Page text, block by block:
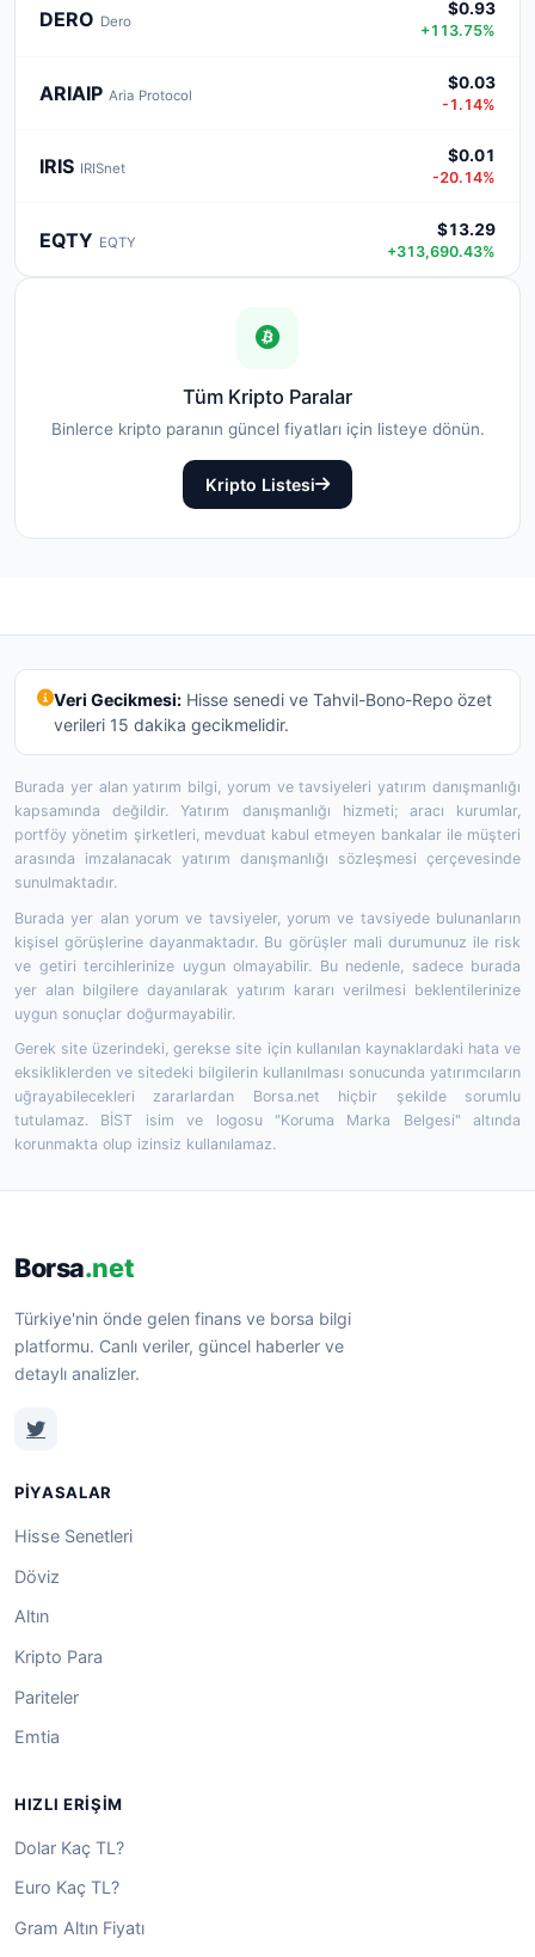
DERO Dero
$0.93
+113.75%
ARIAIP Aria Protocol
$0.03
-1.14%
IRIS IRISnet
$0.01
-20.14%
EQTY EQTY
$13.29
+313,690.43%
Tüm Kripto Paralar
Binlerce kripto paranın güncel fiyatları için listeye dönün.
Kripto Listesi
Veri Gecikmesi:Hisse senedi ve Tahvil-Bono-Repo özet
verileri 15 dakika gecikmelidir.
Burada yer alan yatırım bilgi, yorum ve tavsiyeleri yatırım danışmanlığı
kapsamında değildir. Yatırım danışmanlığı hizmeti; aracı kurumlar,
portföy yönetim şirketleri, mevduat kabul etmeyen bankalar ile müşteri
arasında imzalanacak yatırım danışmanlığı sözleşmesi çerçevesinde
sunulmaktadır.
Burada yer alan yorum ve tavsiyeler, yorum ve tavsiyede bulunanların
kişisel görüşlerine dayanmaktadır. Bu görüşler mali durumunuz ile risk
ve getiri tercihlerinize uygun olmayabilir. Bu nedenle, sadece burada
yer alan bilgilere dayanılarak yatırım kararı verilmesi beklentilerinize
uygun sonuçlar doğurmayabilir.
Gerek site üzerindeki, gerekse site için kullanılan kaynaklardaki hata ve
eksikliklerden ve sitedeki bilgilerin kullanılması sonucunda yatırımcıların
uğrayabilecekleri zararlardan Borsa.net hiçbir şekilde sorumlu
tutulamaz. BİST isim ve logosu "Koruma Marka Belgesi" altında
korunmakta olup izinsiz kullanılamaz.
Borsa.net
Türkiye'nin önde gelen finans ve borsa bilgi
platformu. Canlı veriler, güncel haberler ve
detaylı analizler.
PIYASALAR
Hisse Senetleri
Döviz
Altın
Kripto Para
Pariteler
Emtia
HIZLI ERIŞIM
Dolar Kaç TL?
Euro Kaç TL?
Gram Altın Fiyatı